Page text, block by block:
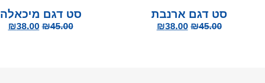
סט דגם ארנבת
₪45.00
₪38.00
סט דגם מיכאלה
₪45.00
₪38.00